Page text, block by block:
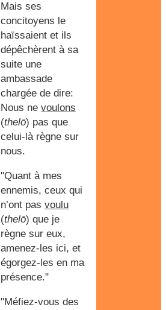
Mais ses
concitoyens le
haïssaient et ils
dépêchèrent à sa
suite une
ambassade
chargée de dire:
Nous ne voulons
(thelō) pas que
celui-là règne sur
nous.
"Quant à mes
ennemis, ceux qui
n’ont pas voulu
(thelō) que je
règne sur eux,
amenez-les ici, et
égorgez-les en ma
présence."
"Méfiez-vous des